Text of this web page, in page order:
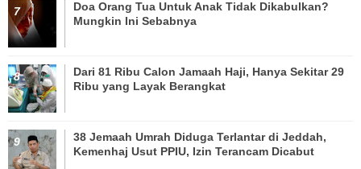
Doa Orang Tua Untuk Anak Tidak Dikabulkan?
Mungkin Ini Sebabnya
Dari 81 Ribu Calon Jamaah Haji, Hanya Sekitar 29
Ribu yang Layak Berangkat
38 Jemaah Umrah Diduga Terlantar di Jeddah,
Kemenhaj Usut PPIU, Izin Terancam Dicabut